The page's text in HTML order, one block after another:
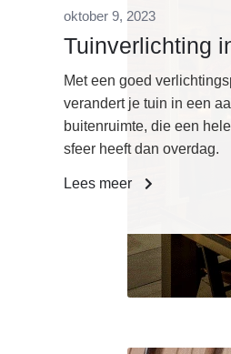
oktober 9, 2023
Tuinverlichting
Met een goed
verandert je tuin in een
buitenruimte, die een
sfeer heeft dan overdag.
Lees meer